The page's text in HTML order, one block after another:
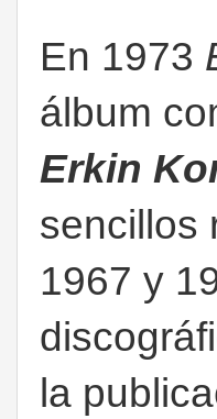
En 1973
álbum
Erkin
sencillos
1967 y
la